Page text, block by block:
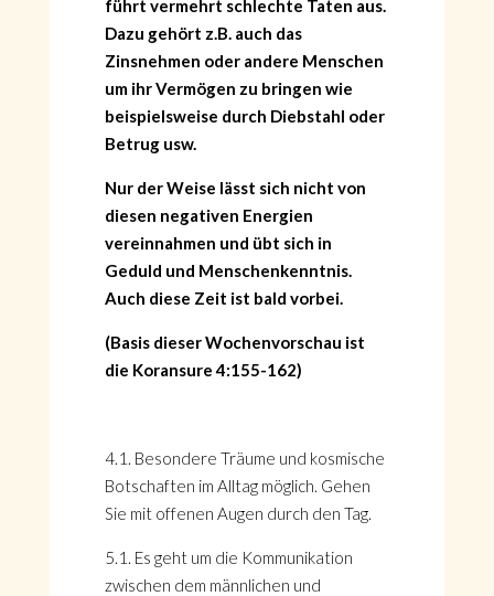
führt vermehrt schlechte Taten aus.
Dazu gehört z.B. auch das
Zinsnehmen oder andere Menschen
um ihr Vermögen zu bringen wie
beispielsweise durch Diebstahl oder
Betrug usw.
Nur der Weise lässt sich nicht von
diesen negativen Energien
vereinnahmen und übt sich in
Geduld und Menschenkenntnis.
Auch diese Zeit ist bald vorbei.
(Basis dieser Wochenvorschau ist
die Koransure 4:155-162)
4.1. Besondere Träume und kosmische
Botschaften im Alltag möglich. Gehen
Sie mit offenen Augen durch den Tag.
5.1. Es geht um die Kommunikation
zwischen dem männlichen und